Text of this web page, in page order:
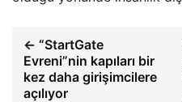
← “StartGate
Evreni”nin kapıları bir
kez daha girişimcilere
açılıyor